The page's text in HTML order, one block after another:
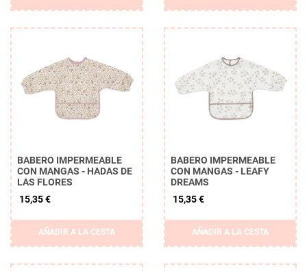
BABERO IMPERMEABLE
CON MANGAS - HADAS DE
LAS FLORES
15,35 €
AÑADIR A LA CESTA
BABERO IMPERMEABLE
CON MANGAS - LEAFY
DREAMS
15,35 €
AÑADIR A LA CESTA